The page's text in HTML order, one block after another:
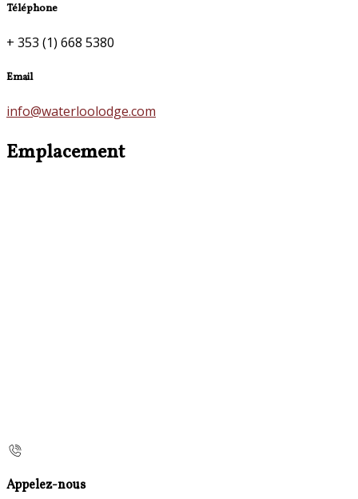
Téléphone
+ 353 (1) 668 5380
Email
info@waterloolodge.com
Emplacement
Appelez-nous